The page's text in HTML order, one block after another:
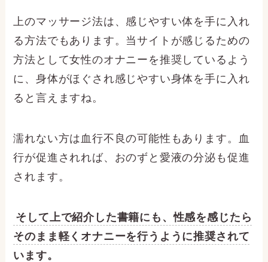
上のマッサージ法は、感じやすい体を手に入れ
る方法でもあります。当サイトが感じるための
方法として女性のオナニーを推奨しているよう
に、身体がほぐされ感じやすい身体を手に入れ
ると言えますね。
濡れない方は血行不良の可能性もあります。血
行が促進されれば、おのずと愛液の分泌も促進
されます。
そして上で紹介した書籍にも、性感を感じたら
そのまま軽くオナニーを行うように推奨されて
います。